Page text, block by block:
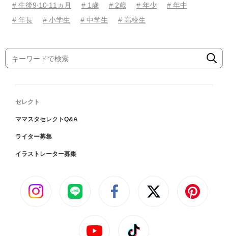
# 生後9⋅10⋅11ヵ月
# 1歳 # 2歳 # 年少
# 年中
# 年長
# 小学生 # 中学生 # 高校生
セレクト
ママスタセレクトQ&A
ライター募集
イラストレーター募集